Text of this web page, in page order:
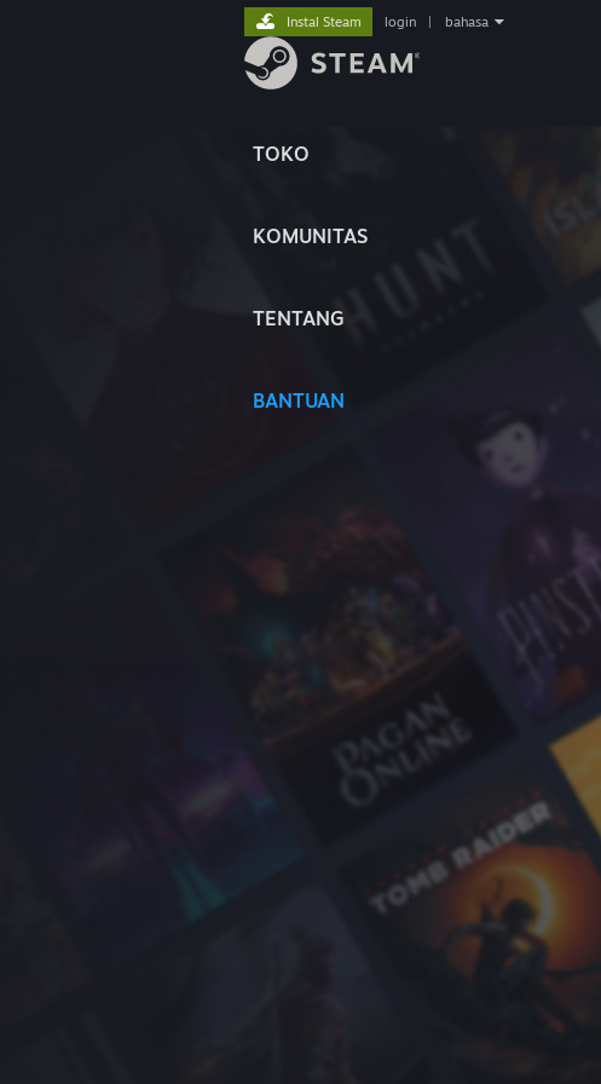
TOKO
KOMUNITAS
TENTANG
BANTUAN
Instal Steam login bahasa